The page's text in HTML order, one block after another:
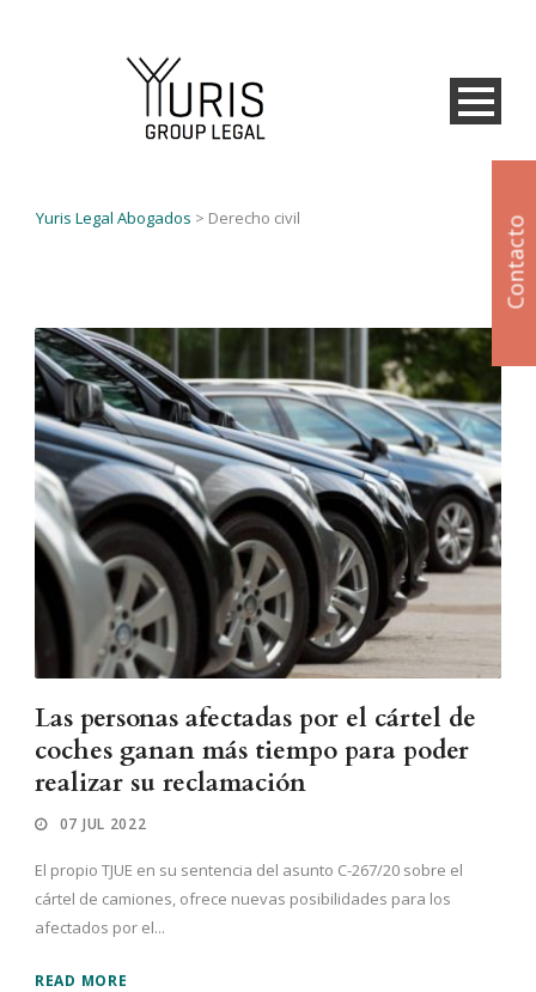
Yuris Legal Abogados > Derecho civil
Las personas afectadas por el cártel de
coches ganan más tiempo para poder
realizar su reclamación
07 JUL 2022
El propio TJUE en su sentencia del asunto C-267/20 sobre el
cártel de camiones, ofrece nuevas posibilidades para los
afectados por el...
READ MORE
Contacto